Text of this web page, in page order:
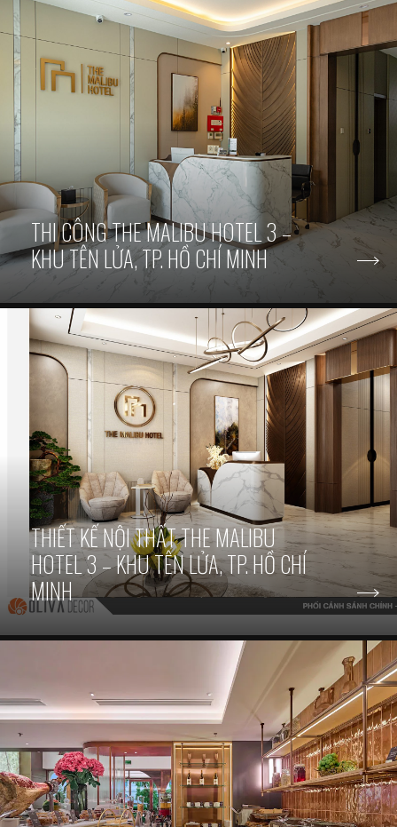
THI CÔNG THE MALIBU HOTEL 3 –
KHU TÊN LỬA, TP. HỒ CHÍ MINH
THIẾT KẾ NỘI THẤT THE MALIBU
HOTEL 3 – KHU TÊN LỬA, TP. HỒ CHÍ
MINH